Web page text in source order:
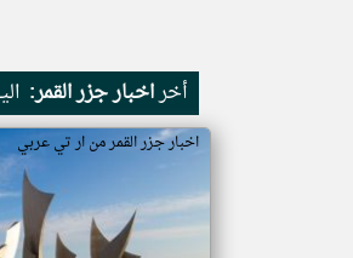
أخراخبار جزر القمر:
اخبار جزر القمر من ار تي عربي